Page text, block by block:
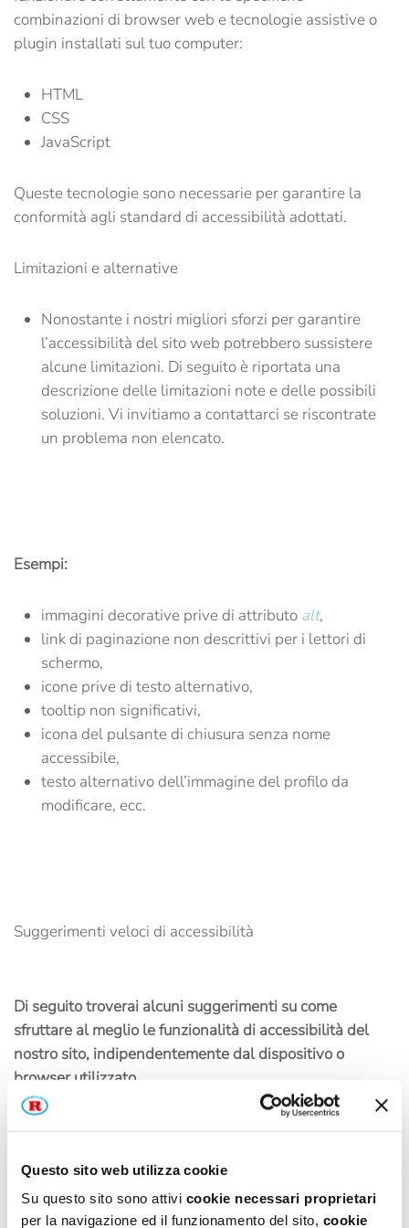
Questo sito web utilizza cookie
Su questo sito sono attivi cookie necessari proprietari
per la navigazione ed il funzionamento del sito, cookie
combinazioni di browser web e tecnologie assistive o
plugin installati sul tuo computer:
HTML
CSS
JavaScript
Queste tecnologie sono necessarie per garantire la
conformità agli standard di accessibilità adottati.
Limitazioni e alternative
Nonostante i nostri migliori sforzi per garantire
l’accessibilità del sito web potrebbero sussistere
alcune limitazioni. Di seguito è riportata una
descrizione delle limitazioni note e delle possibili
soluzioni. Vi invitiamo a contattarci se riscontrate
un problema non elencato.
Esempi:
immagini decorative prive di attributo alt,
link di paginazione non descrittivi per i lettori di
schermo,
icone prive di testo alternativo,
tooltip non significativi,
icona del pulsante di chiusura senza nome
accessibile,
testo alternativo dell’immagine del profilo da
modificare, ecc.
Suggerimenti veloci di accessibilità
Di seguito troverai alcuni suggerimenti su come
sfruttare al meglio le funzionalità di accessibilità del
nostro sito, indipendentemente dal dispositivo o
browser utilizzato.
Come ingrandire lo schermo nei diversi sistemi
operativi